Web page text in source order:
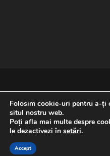
REVENIRE LA
Folosim cookie-uri pentru a-ți
situl nostru web.
Poți afla mai multe despre
le dezactivezi în setări.
Accept